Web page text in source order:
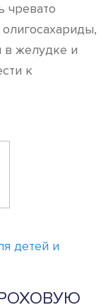
чревато
в желудке и
к
детей и